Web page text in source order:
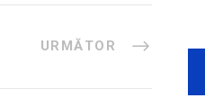
URMĂTOR